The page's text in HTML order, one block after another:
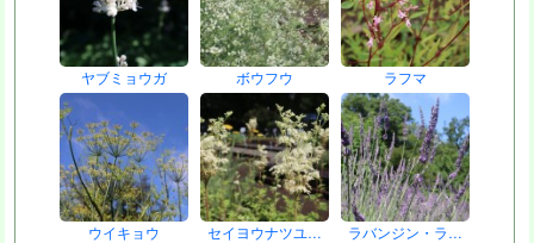
ヤブミョウガ ボウフウ ラフマ
ウイキョウ セイヨウナツユ… ラバンジン・ラ…